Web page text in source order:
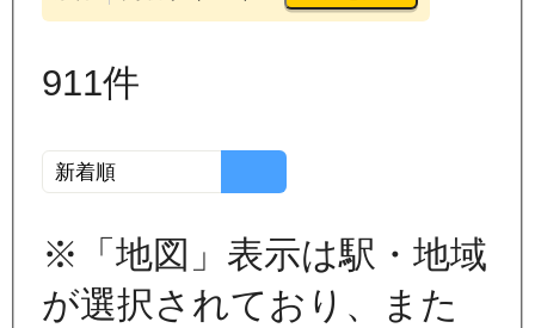
911件
※「地図」表示は駅・地域
が選択されており、また